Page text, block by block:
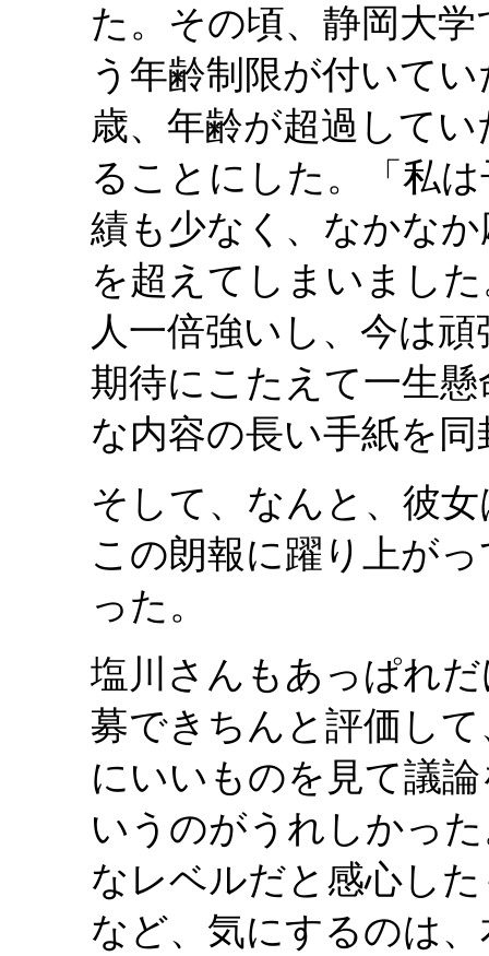
た。その頃、静岡大
う年齢制限が付いて
歳、年齢が超過して
ることにした。「私
績も少なく、なかな
を超えてしまいまし
人一倍強いし、今は
期待にこたえて一生
な内容の長い手紙を
そして、なんと、彼
この朗報に躍り上が
った。
塩川さんもあっぱれ
募できちんと評価し
にいいものを見て議
いうのがうれしかっ
なレベルだと感心し
など、気にするのは